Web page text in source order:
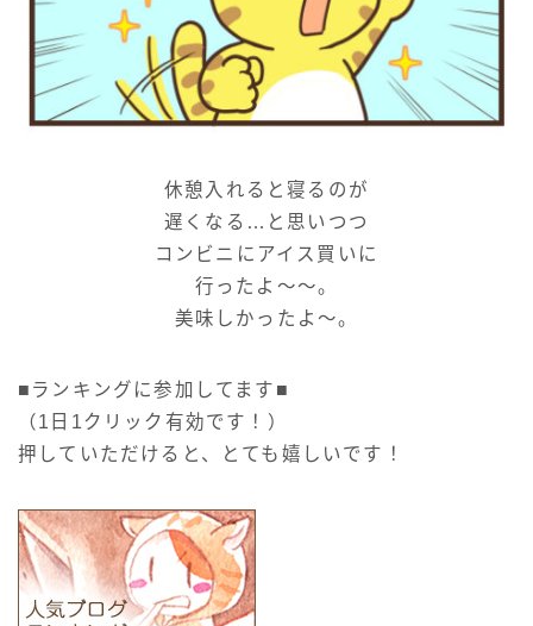
休憩入れると寝るのが
遅くなる…と思いつつ
コンビニにアイス買いに
行ったよ～～。
美味しかったよ～。
■ランキングに参加してます■
（1日1クリック有効です！）
押していただけると、とても嬉しいです！